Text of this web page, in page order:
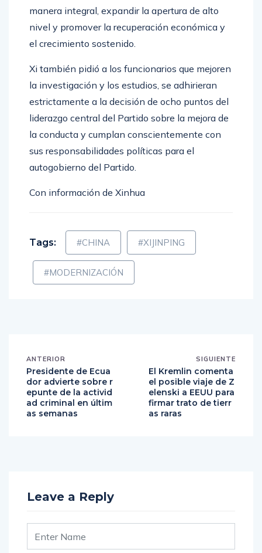
desarrollo, profundizar aún más la reforma de
manera integral, expandir la apertura de alto
nivel y promover la recuperación económica y
Xi también pidió a los funcionarios que mejoren
la investigación y los estudios, se adhirieran
estrictamente a la decisión de ocho puntos del
liderazgo central del Partido sobre la mejora de
la conducta y cumplan conscientemente con
sus responsabilidades políticas para el
#CHINA #XIJINPING
#MODERNIZACIÓN
ANTERIOR
Presidente de Ecua
dor advierte sobre r
epunte de la activid
ad criminal en últim
SIGUIENTE
El Kremlin comenta
el posible viaje de Z
elenski a EEUU para
firmar trato de tierr